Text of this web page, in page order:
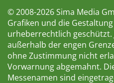
© 2008-2026 Sima Media
Grafiken und die
urheberrechtlich geschützt.
außerhalb der engen
ohne Zustimmung nicht
Vorwarnung abgemahnt.
Messenamen sind